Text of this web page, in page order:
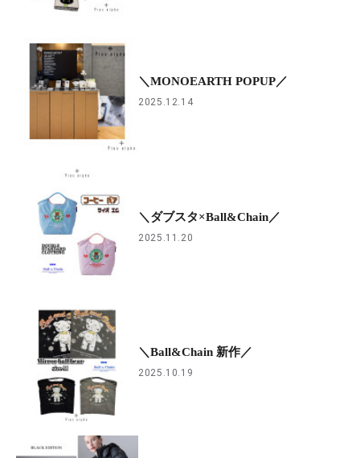
＼MONOEARTH POPUP／
2025.12.14
＼ダブスタ×Ball&Chain／
2025.11.20
＼Ball&Chain 新作／
2025.10.19